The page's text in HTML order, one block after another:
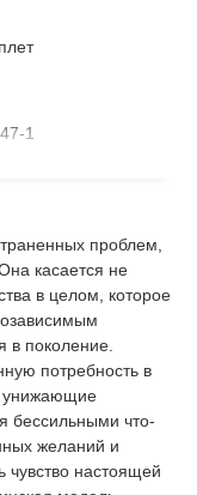
1
проблем,
касается не
в целом, которое
в поколение.
потребность в
унижающие
бессильными что-
желаний и
чувство настоящей